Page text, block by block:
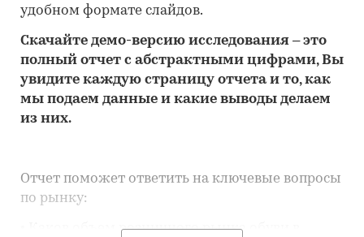
удобном формате слайдов.
Скачайте демо-версию исследования – это
полный отчет с абстрактными цифрами, Вы
увидите каждую страницу отчета и то,как
мы подаем данные и какие выводы делаем
из них.
Отчет поможет ответить на ключевые вопросы
по рынку:
• Каков объем розничного рынка обуви в